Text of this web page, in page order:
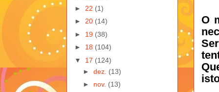
O
► 22 (1)
► 20 (14)
► 19 (38)
► 18 (104)
▼ 17 (124)
► dez. (13)
► nov. (13)